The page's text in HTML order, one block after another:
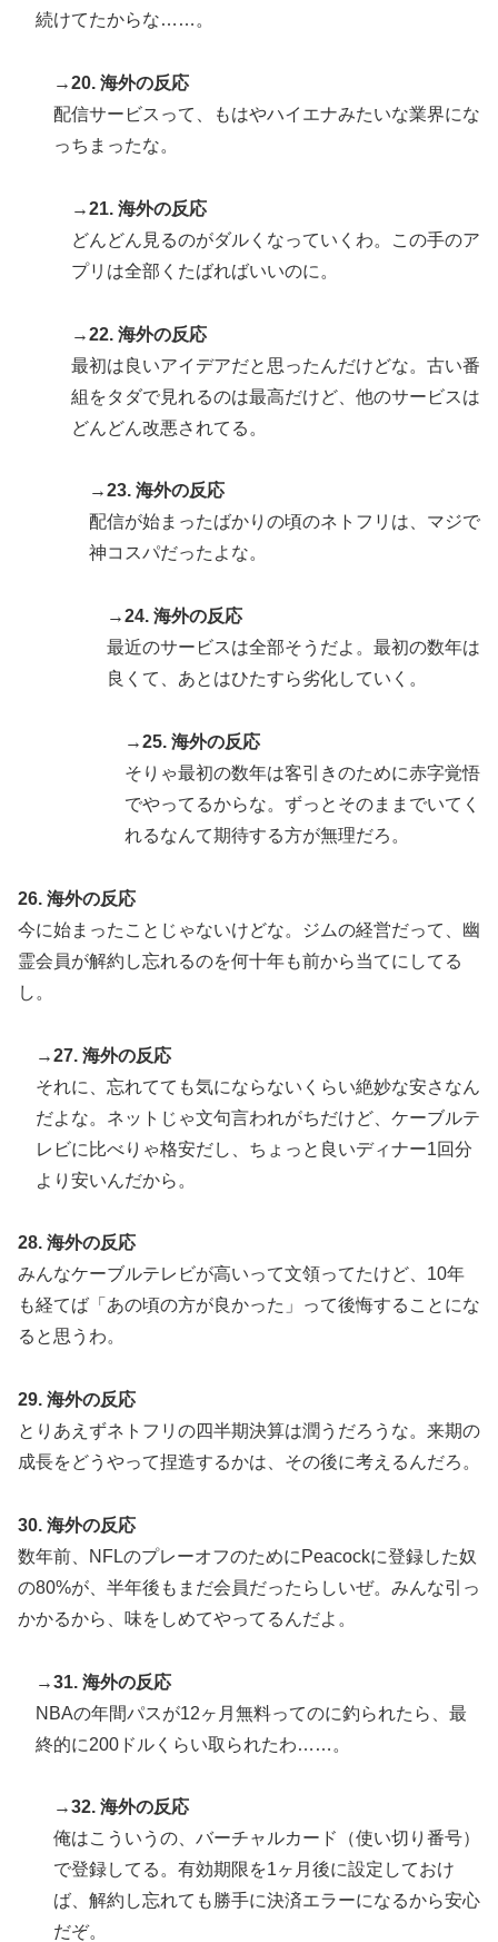
続けてたからな……。
→20. 海外の反応
配信サービスって、もはやハイエナみたいな業界にな
っちまったな。
→21. 海外の反応
どんどん見るのがダルくなっていくわ。この手のア
プリは全部くたばればいいのに。
→22. 海外の反応
最初は良いアイデアだと思ったんだけどな。古い番
組をタダで見れるのは最高だけど、他のサービスは
どんどん改悪されてる。
→23. 海外の反応
配信が始まったばかりの頃のネトフリは、マジで
神コスパだったよな。
→24. 海外の反応
最近のサービスは全部そうだよ。最初の数年は
良くて、あとはひたすら劣化していく。
→25. 海外の反応
そりゃ最初の数年は客引きのために赤字覚悟
でやってるからな。ずっとそのままでいてく
れるなんて期待する方が無理だろ。
26. 海外の反応
今に始まったことじゃないけどな。ジムの経営だって、幽
霊会員が解約し忘れるのを何十年も前から当てにしてる
し。
→27. 海外の反応
それに、忘れてても気にならないくらい絶妙な安さなん
だよな。ネットじゃ文句言われがちだけど、ケーブルテ
レビに比べりゃ格安だし、ちょっと良いディナー1回分
より安いんだから。
28. 海外の反応
みんなケーブルテレビが高いって文領ってたけど、10年
も経てば「あの頃の方が良かった」って後悔することにな
ると思うわ。
29. 海外の反応
とりあえずネトフリの四半期決算は潤うだろうな。来期の
成長をどうやって捏造するかは、その後に考えるんだろ。
30. 海外の反応
数年前、NFLのプレーオフのためにPeacockに登録した奴
の80%が、半年後もまだ会員だったらしいぜ。みんな引っ
かかるから、味をしめてやってるんだよ。
→31. 海外の反応
NBAの年間パスが12ヶ月無料ってのに釣られたら、最
終的に200ドルくらい取られたわ……。
→32. 海外の反応
俺はこういうの、バーチャルカード（使い切り番号）
で登録してる。有効期限を1ヶ月後に設定しておけ
ば、解約し忘れても勝手に決済エラーになるから安心
だぞ。